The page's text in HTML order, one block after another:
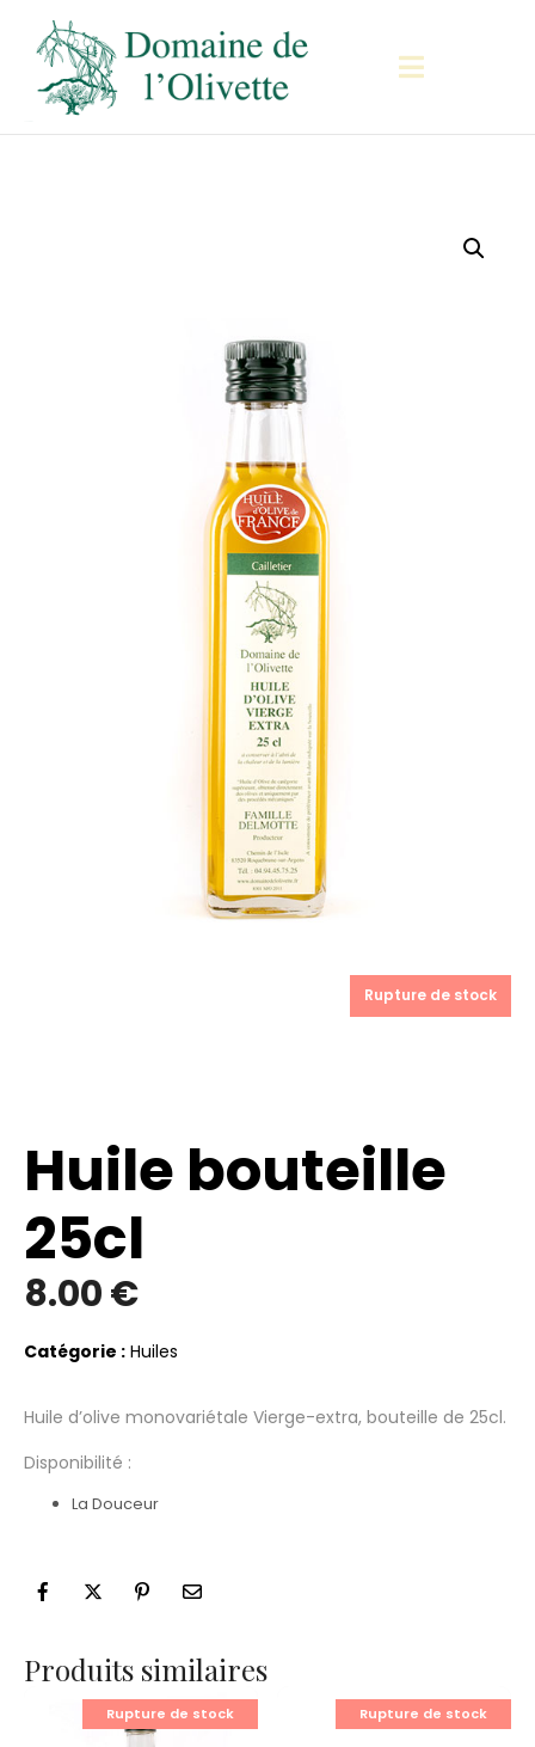
Rupture de stock
Huile bouteille
25cl
8.00€
Catégorie : Huiles
Huile d’olive monovariétale Vierge-extra, bouteille de 25cl.
Disponibilité :
La Douceur
Produits similaires
Rupture de stock Rupture de stock